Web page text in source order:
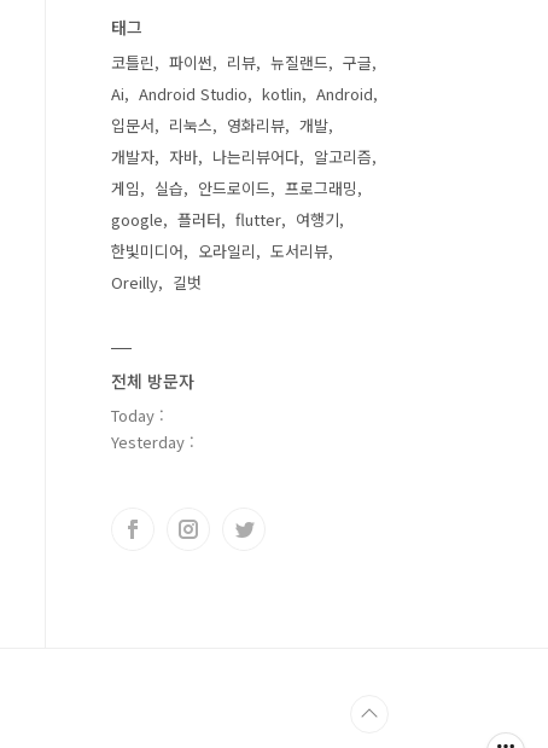
태그
코틀린 파이썬 리뷰 뉴질랜드
구글
Ai
Android Studio kotlin
Android
입문서
리눅스 영화리뷰
개발
개발자
자바 나는리뷰어다
알고리즘
게임
실습 안드로이드
프로그래밍
google
플러터 flutter
여행기
한빛미디어
오라일리
도서리뷰
Oreilly
길벗
전체 방문자
Today :
Yesterday :